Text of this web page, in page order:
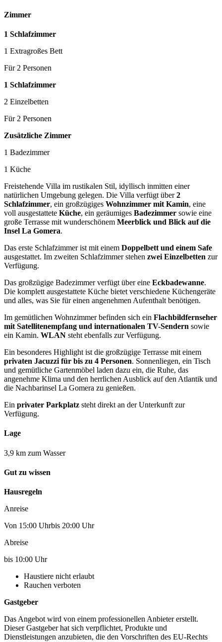
Zimmer
1 Schlafzimmer
1 Extragroßes Bett
Für 2 Personen
1 Schlafzimmer
2 Einzelbetten
Für 2 Personen
Zusätzliche Zimmer
1 Badezimmer
1 Küche
Freistehende Villa im rustikalen Stil, idyllisch inmitten einer
natürlichen Umgebung gelegen. Die Villa verfügt über2
Schlafzimmer, ein großzügiges Wohnzimmer mit Kamin, eine
voll ausgestattete Küche, ein geräumiges Badezimmer sowie eine
große Terrasse mit wunderschönem Meerblick und Blick auf die
Insel La Gomera.
Das erste Schlafzimmer ist mit einem Doppelbett und einem Safe
ausgestattet. Im zweiten Schlafzimmer stehen zwei Einzelbetten zur
Verfügung.
Das großzügige Badezimmer verfügt über eine Eckbadewanne.
Die komplett ausgestattete Küche bietet verschiedene Küchengeräte
und alles, was Sie für einen angenehmen Aufenthalt benötigen.
Im gemütlichen Wohnzimmer befinden sich ein Flachbildfernseher
mit Satellitenempfang und internationalen TV-Sendern sowie
ein Kamin. WLAN steht ebenfalls zur Verfügung.
Ein besonderes Highlight ist die großzügige Terrasse mit einem
privaten Jacuzzi für bis zu 4 Personen. Sonnenliegen, ein Tisch
und gemütliche Gartenmöbel laden dazu ein, die Ruhe, das
angenehme Klima und den herrlichen Ausblick auf den Atlantik und
die Nachbarinsel La Gomera zu genießen.
Ein privater Parkplatz steht direkt an der Unterkunft zur
Verfügung.
Lage
3,9 km zum Wasser
Gut zu wissen
Hausregeln
Anreise
Von 15:00 Uhrbis 20:00 Uhr
Abreise
bis 10:00 Uhr
Haustiere nicht erlaubt
Rauchen verboten
Gastgeber
Das Angebot wird von einem professionellen Anbieter erstellt.
Dieser Gastgeber hat sich verpflichtet, Produkte und
Dienstleistungen anzubieten, die den Vorschriften des EU-Rechts